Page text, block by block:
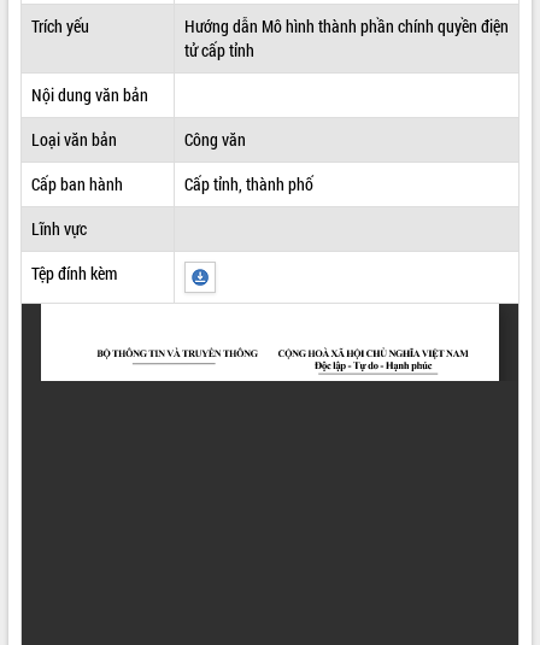
HỆ THỐNG VĂN BẢN
VĂN BẢN HĐND TỈNH
ĐIỂM TIN VĂN BẢN
QUY HOẠCH - KẾ HOẠCH
Trích yếu
Hướng dẫn Mô hình thành phần chính quyền điện
tử cấp tỉnh
Nội dung văn bản
Loại văn bản
Công văn
Cấp ban hành
Cấp tỉnh, thành phố
Lĩnh vực
Tệp đính kèm